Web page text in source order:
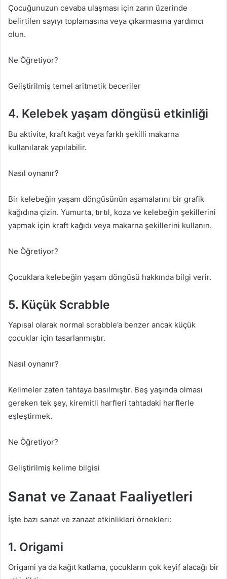
Çocuğunuzun cevaba ulaşması için zarın üzerinde
belirtilen sayıyı toplamasına veya çıkarmasına yardımcı
olun.
Ne Öğretiyor?
Geliştirilmiş temel aritmetik beceriler
4. Kelebek yaşam döngüsü etkinliği
Bu aktivite, kraft kağıt veya farklı şekilli makarna
kullanılarak yapılabilir.
Nasıl oynanır?
Bir kelebeğin yaşam döngüsünün aşamalarını bir grafik
kağıdına çizin. Yumurta, tırtıl, koza ve kelebeğin şekillerini
yapmak için kraft kağıdı veya makarna şekillerini kullanın.
Ne Öğretiyor?
Çocuklara kelebeğin yaşam döngüsü hakkında bilgi verir.
5. Küçük Scrabble
Yapısal olarak normal scrabble’a benzer ancak küçük
çocuklar için tasarlanmıştır.
Nasıl oynanır?
Kelimeler zaten tahtaya basılmıştır. Beş yaşında olması
gereken tek şey, kiremitli harfleri tahtadaki harflerle
eşleştirmek.
Ne Öğretiyor?
Geliştirilmiş kelime bilgisi
Sanat ve Zanaat Faaliyetleri
İşte bazı sanat ve zanaat etkinlikleri örnekleri:
1. Origami
Origami ya da kağıt katlama, çocukların çok keyif alacağı bir